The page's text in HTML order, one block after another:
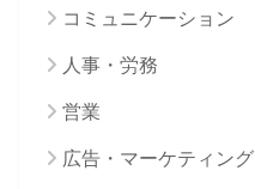
コミュニケーション
人事・労務
営業
広告・マーケティング